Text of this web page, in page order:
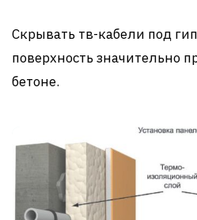
Скрывать тв-кабели под
поверхность значительно
бетоне.